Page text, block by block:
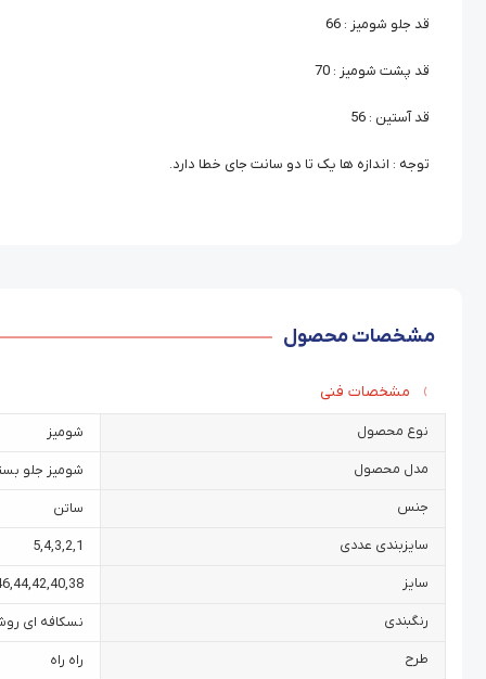
قد جلو شومیز : 66
قد پشت شومیز : 70
قد آستین : 56
توجه : اندازه ها یک تا دو سانت جای خطا دارد.
مشخصات محصول
مشخصات فنی
نوع محصول شومیز
مدل محصول شومیز جلو
جنس ساتن
سایزبندی عددی 1
,
2
,
3
,
4
,
5
سایز 38
,
40
,
42
,
44
,
رنگبندی نسکافه ای
طرح راه راه